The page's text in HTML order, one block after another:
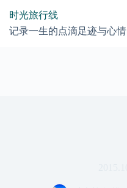
时光旅行线
记录一生的点滴足迹与心情